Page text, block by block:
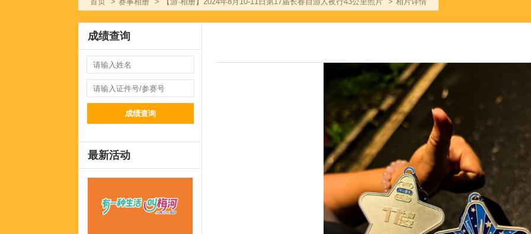
成绩查询
成绩查询
最新活动